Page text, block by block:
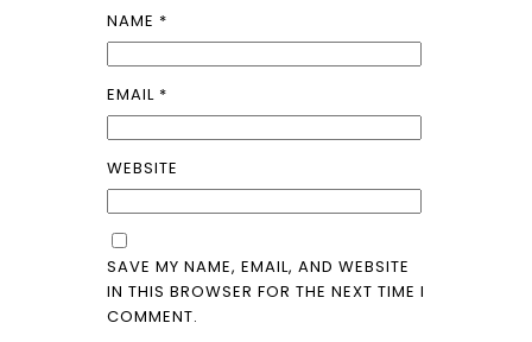
NAME *
EMAIL *
WEBSITE
SAVE MY NAME, EMAIL, AND WEBSITE
IN THIS BROWSER FOR THE NEXT TIME I
COMMENT.